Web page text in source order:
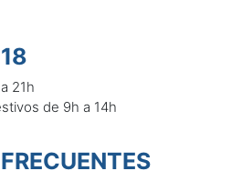
21h
de 9h a 14h